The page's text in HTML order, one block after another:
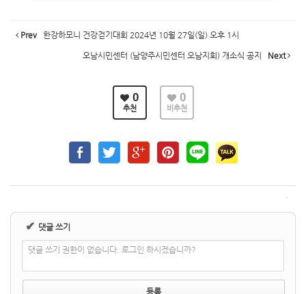
Prev 한강하모니 건강걷기대회 2024년 10월 27일(일) 오후 1시
오남시민센터 (남양주시민센터 오남지회) 개소식 공지 Next
0
추천
0
비추천
✔ 댓글 쓰기
댓글 쓰기 권한이 없습니다. 로그인 하시겠습니까?